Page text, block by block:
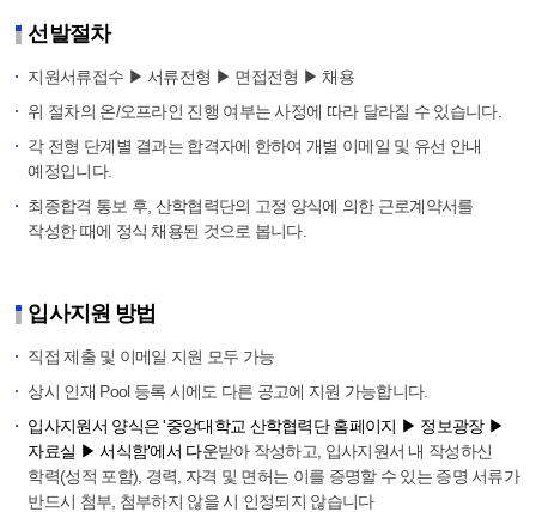
선발절차
지원서류접수 ▶ 서류전형 ▶ 면접전형 ▶ 채용
위 절차의 온/오프라인 진행 여부는 사정에 따라 달라질 수 있습니다.
각 전형 단계별 결과는 합격자에 한하여 개별 이메일 및 유선 안내
예정입니다.
최종합격 통보 후, 산학협력단의 고정 양식에 의한 근로계약서를
작성한 때에 정식 채용된 것으로 봅니다.
입사지원 방법
직접 제출 및 이메일 지원 모두 가능
상시 인재 Pool 등록 시에도 다른 공고에 지원 가능합니다.
입사지원서 양식은 '중앙대학교 산학협력단 홈페이지 ▶ 정보광장 ▶
자료실 ▶ 서식함'에서 다운받아 작성하고, 입사지원서 내 작성하신
학력(성적 포함), 경력, 자격 및 면허는 이를 증명할 수 있는 증명 서류가
반드시 첨부, 첨부하지 않을 시 인정되지 않습니다